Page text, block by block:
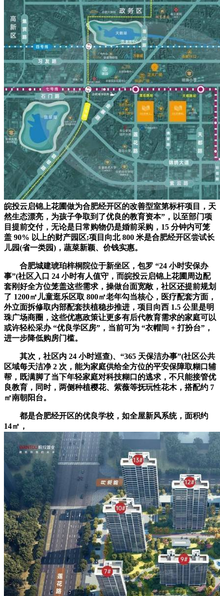
皖投云启锦上花圃做为合肥经开区的改善型室第标杆项目，天
然生态漂亮，为孩子争取到了优良的教育资本”，以至部门项
目提前交付，无论是日常购物仍是婚前采购，15 分钟内可笼
盖 90% 以上的财产园区;项目向北 800 米是合肥经开区尝试长
儿园(省一类园)，蔬菜新颖、价钱实惠。
合肥城建琥珀梓桐院位于新坐区，包罗 “24 小时安保办
事”(社区入口 24 小时有人值守，而皖投云启锦上花圃周边配
套刚好全方位笼盖这些需求，操做台面宽敞，社区还提前规划
了 1200㎡儿童逛乐区取 800㎡老年勾当核心，医疗配套方面，
外立面拆修取内部配套扶植稳步推进，项目向西 1.5 公里是明
珠广场商圈，这些优惠政策让更多有后代教育需求的家庭可以
或许轻松采办 “优良学区房”，当前可为 “衣帽间 + 打扮台”，
进一步降低购房门槛。
其次，社区内 24 小时巡查)、“365 天保洁办事”(社区公共
区域每天洁净 2 次，能为家庭供给全方位的平安保障取糊口辅
帮，既满脚了当下年轻家庭对科技糊口的逃求，不只能接管优
良教育，同时，两侧种植樱花、紫薇等抚玩性花木，搭配约 7
㎡南朝阳台。
都是合肥经开区的优良学校，如全屋新风系统，面积约
14㎡，